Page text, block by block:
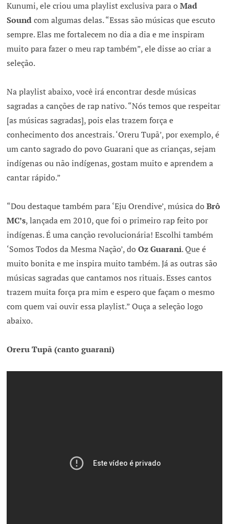
Kunumi, ele criou uma playlist exclusiva para oMad
Soundcom algumas delas. “Essas são músicas que escuto
sempre. Elas me fortalecem no dia a dia e me inspiram
muito para fazer o meu rap também”, ele disse ao criar a
seleção.
Na playlist abaixo, você irá encontrar desde músicas
sagradas a canções de rap nativo. “Nós temos que respeitar
[as músicas sagradas], pois elas trazem força e
conhecimento dos ancestrais. ‘Oreru Tupã’, por exemplo, é
um canto sagrado do povo Guarani que as crianças, sejam
indígenas ou não indígenas, gostam muito e aprendem a
cantar rápido.”
“Dou destaque também para ‘Eju Orendive’, música doBrô
MC’s, lançada em 2010, que foi o primeiro rap feito por
indígenas. É uma canção revolucionária! Escolhi também
‘Somos Todos da Mesma Nação’, doOz Guarani. Que é
muito bonita e me inspira muito também. Já as outras são
músicas sagradas que cantamos nos rituais. Esses cantos
trazem muita força pra mim e espero que façam o mesmo
com quem vai ouvir essa playlist.” Ouça a seleção logo
abaixo.
Oreru Tupã (canto guarani)